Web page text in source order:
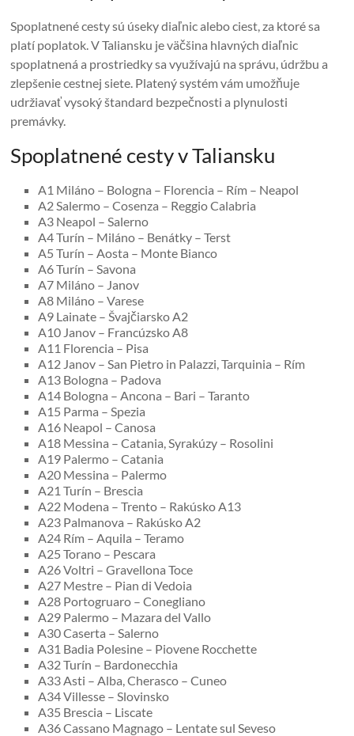
Spoplatnené cesty sú úseky diaľnic alebo ciest, za ktoré sa
platí poplatok. V Taliansku je väčšina hlavných diaľnic
spoplatnená a prostriedky sa využívajú na správu, údržbu a
zlepšenie cestnej siete. Platený systém vám umožňuje
udržiavať vysoký štandard bezpečnosti a plynulosti
premávky.
Spoplatnené cesty v Taliansku
A1 Miláno – Bologna – Florencia – Rím – Neapol
A2 Salermo – Cosenza – Reggio Calabria
A3 Neapol – Salerno
A4 Turín – Miláno – Benátky – Terst
A5 Turín – Aosta – Monte Bianco
A6 Turín – Savona
A7 Miláno – Janov
A8 Miláno – Varese
A9 Lainate – Švajčiarsko A2
A10 Janov – Francúzsko A8
A11 Florencia – Pisa
A12 Janov – San Pietro in Palazzi, Tarquinia – Rím
A13 Bologna – Padova
A14 Bologna – Ancona – Bari – Taranto
A15 Parma – Spezia
A16 Neapol – Canosa
A18 Messina – Catania, Syrakúzy – Rosolini
A19 Palermo – Catania
A20 Messina – Palermo
A21 Turín – Brescia
A22 Modena – Trento – Rakúsko A13
A23 Palmanova – Rakúsko A2
A24 Rím – Aquila – Teramo
A25 Torano – Pescara
A26 Voltri – Gravellona Toce
A27 Mestre – Pian di Vedoia
A28 Portogruaro – Conegliano
A29 Palermo – Mazara del Vallo
A30 Caserta – Salerno
A31 Badia Polesine – Piovene Rocchette
A32 Turín – Bardonecchia
A33 Asti – Alba, Cherasco – Cuneo
A34 Villesse – Slovinsko
A35 Brescia – Liscate
A36 Cassano Magnago – Lentate sul Seveso